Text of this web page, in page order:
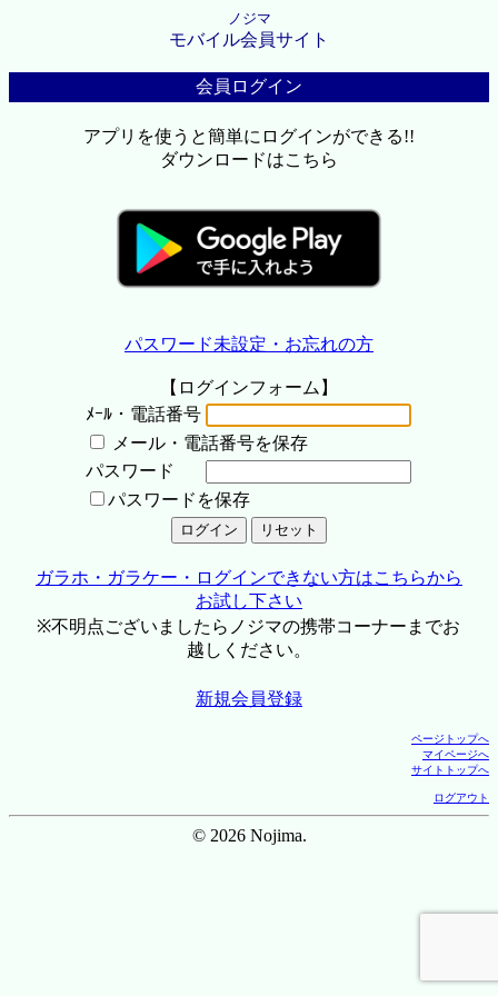
ノジマ
モバイル会員サイト
会員ログイン
アプリを使うと簡単にログインができる!!
ダウンロードはこちら
パスワード未設定・お忘れの方
【ログインフォーム】
ﾒｰﾙ・電話番号
メール・電話番号を保存
パスワード
パスワードを保存
ガラホ・ガラケー・ログインできない方はこちらから
お試し下さい
※不明点ございましたらノジマの携帯コーナーまでお
越しください。
新規会員登録
ページトップへ
マイページへ
サイトトップへ
ログアウト
© 2026 Nojima.